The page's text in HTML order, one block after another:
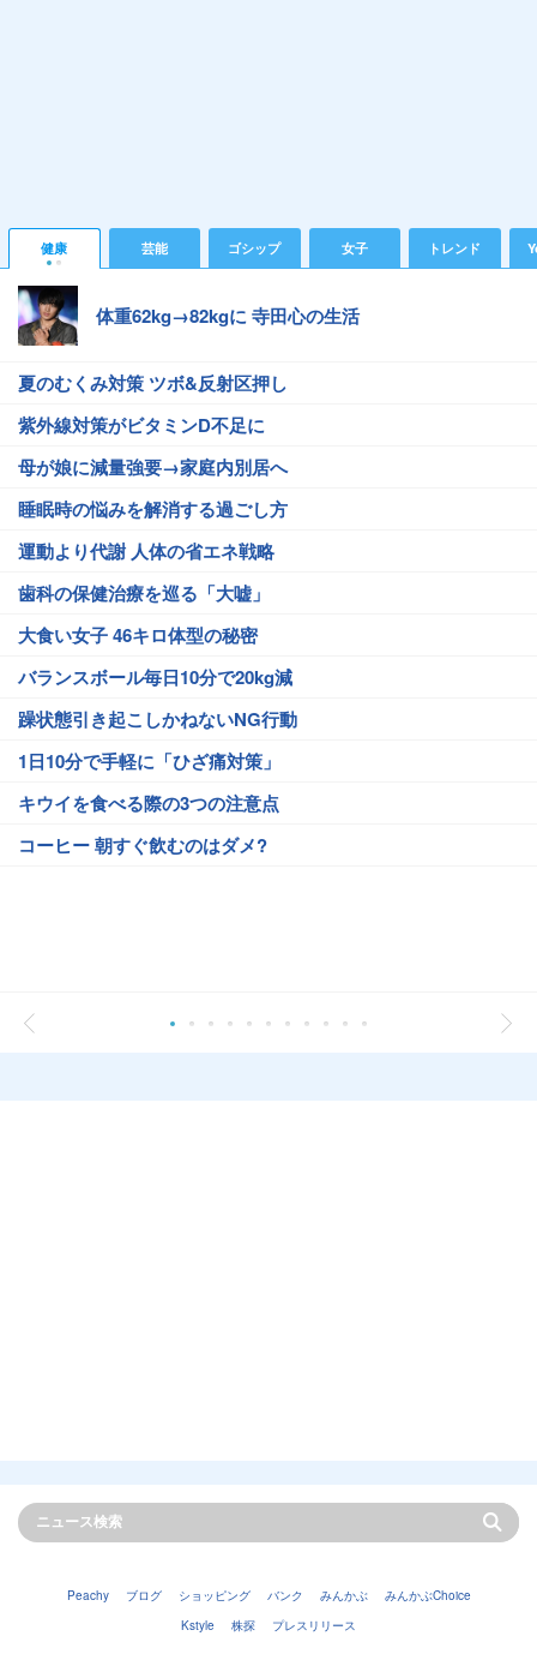
健康 芸能 ゴシップ 女子 トレンド
体重62kg→82kgに 寺田心の生活
夏のむくみ対策 ツボ&反射区押し
紫外線対策がビタミンD不足に
母が娘に減量強要→家庭内別居へ
睡眠時の悩みを解消する過ごし方
運動より代謝 人体の省エネ戦略
歯科の保健治療を巡る「大嘘」
大食い女子 46キロ体型の秘密
バランスボール毎日10分で20kg減
躁状態引き起こしかねないNG行動
1日10分で手軽に「ひざ痛対策」
キウイを食べる際の3つの注意点
コーヒー 朝すぐ飲むのはダメ?
Peachy ブログ ショッピング バンク みんかぶ
みんかぶChoice
Kstyle
株探 プレスリリース